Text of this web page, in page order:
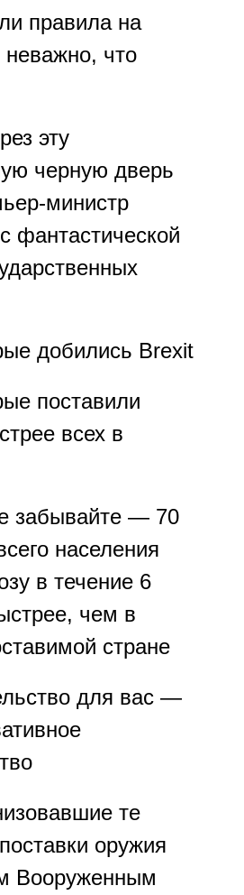
правила на
неважно, что
эту
черную дверь
министр
фантастической
добились Brexit
поставили
всех в
забывайте — 70
населения
в течение 6
чем в
стране
для вас —
те
оружия
Вооруженным